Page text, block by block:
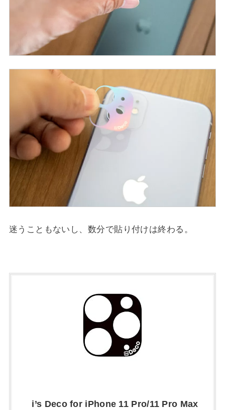
迷うこともないし、数分で貼り付けは終わる。
i’s Deco for iPhone 11 Pro/11 Pro Max